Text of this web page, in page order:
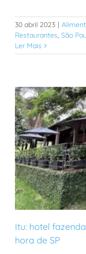
30 abril 2023 |
Restaurantes, São
Ler Mais
Itu: hotel
hora de SP